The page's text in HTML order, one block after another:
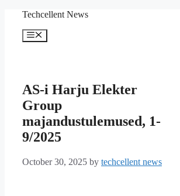
content
Techcellent News
Menu
AS-i Harju Elekter
Group
majandustulemused, 1-
9/2025
October 30, 2025 by techcellent news